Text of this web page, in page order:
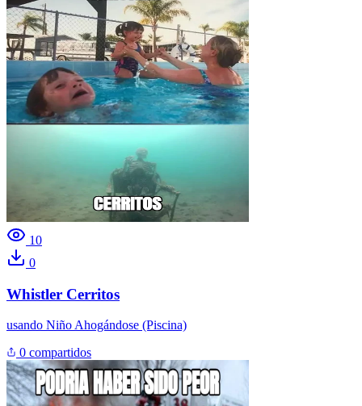
10
0
Whistler Cerritos
usando Niño Ahogándose (Piscina)
0 compartidos